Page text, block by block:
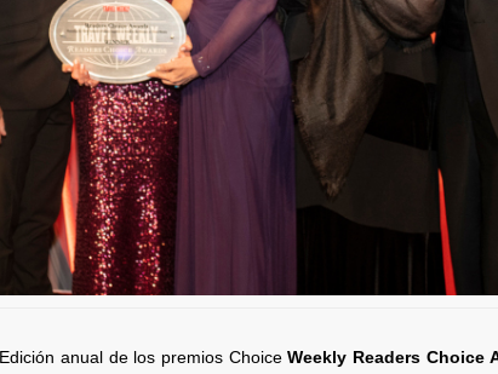
anual de los premios ChoiceWeekly Readers Choice